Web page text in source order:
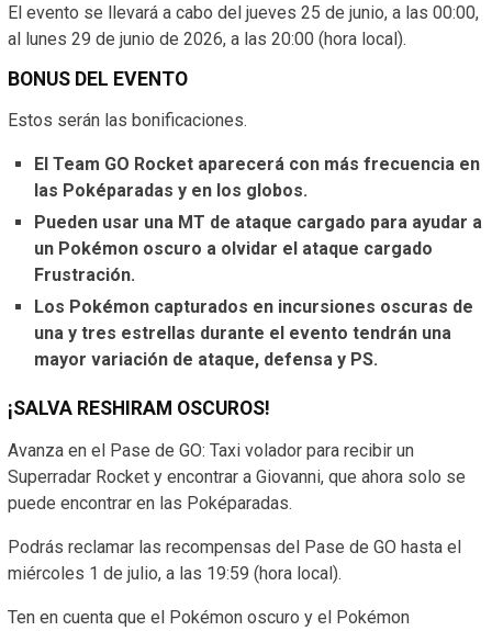
El evento se llevará a cabo del jueves 25 de junio, a las 00:00,
al lunes 29 de junio de 2026, a las 20:00 (hora local).
BONUS DEL EVENTO
Estos serán las bonificaciones.
El Team GO Rocket aparecerá con más frecuencia en
las Poképaradas y en los globos.
Pueden usar una MT de ataque cargado para ayudar a
un Pokémon oscuro a olvidar el ataque cargado
Frustración.
Los Pokémon capturados en incursiones oscuras de
una y tres estrellas durante el evento tendrán una
mayor variación de ataque, defensa y PS.
¡SALVA RESHIRAM OSCUROS!
Avanza en el Pase de GO: Taxi volador para recibir un
Superradar Rocket y encontrar a Giovanni, que ahora solo se
puede encontrar en las Poképaradas.
Podrás reclamar las recompensas del Pase de GO hasta el
miércoles 1 de julio, a las 19:59 (hora local).
Ten en cuenta que el Pokémon oscuro y el Pokémon